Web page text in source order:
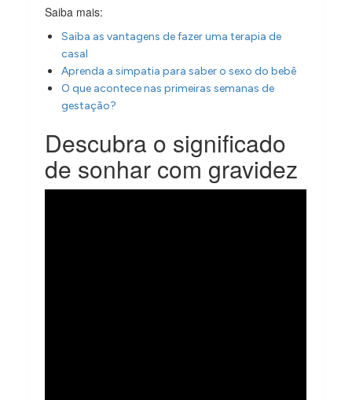
Saiba mais:
Saiba as vantagens de fazer uma terapia de
casal
Aprenda a simpatia para saber o sexo do bebê
O que acontece nas primeiras semanas de
gestação?
Descubra o significado
de sonhar com gravidez